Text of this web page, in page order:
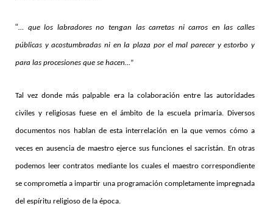
“… que los labradores no tengan las carretas ni carros en las calles
públicas y acostumbradas ni en la plaza por el mal parecer y estorbo y
para las procesiones que se hacen…”
Tal vez donde más palpable era la colaboración entre las autoridades
civiles y religiosas fuese en el ámbito de la escuela primaria. Diversos
documentos nos hablan de esta interrelación en la que vemos cómo a
veces en ausencia de maestro ejerce sus funciones el sacristán. En otras
podemos leer contratos mediante los cuales el maestro correspondiente
se comprometía a impartir una programación completamente impregnada
del espíritu religioso de la época.